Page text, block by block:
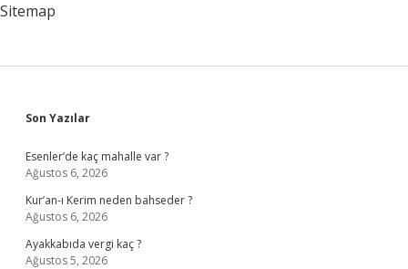
Sitemap
Sidebar
Son Yazılar
Esenler’de kaç mahalle var ?
Ağustos 6, 2026
Kur’an-ı Kerim neden bahseder ?
Ağustos 6, 2026
Ayakkabıda vergi kaç ?
Ağustos 5, 2026